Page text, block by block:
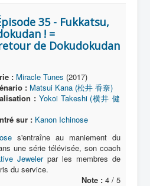
35 - Fukkatsu,
! =
de Dokudokudan
: Miracle Tunes (2017)
: Matsui Kana (松井 香奈)
: Yokoi Takeshi (横井 健
sur : Kanon Ichinose
s'entraîne au maniement du
une série télévisée, son coach
Jewelerpar les membres de
du service.
Note : 4 / 5